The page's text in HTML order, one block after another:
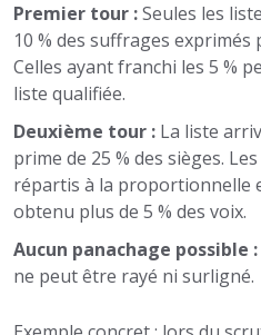
Premier tour :Seules les
10 % des suffrages
Celles ayant franchi les 5 %
liste qualifiée.
Deuxième tour : La liste
prime de 25 % des sièges.
répartis à la proportionnelle
obtenu plus de 5 % des voix.
Aucun panachage possible :
ne peut être rayé ni surligné.